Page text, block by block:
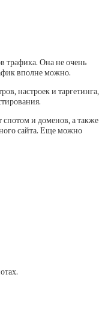
трафика. Она не очень
вполне можно.
настроек и таргетинга,
спотом и доменов, а также
сайта. Еще можно